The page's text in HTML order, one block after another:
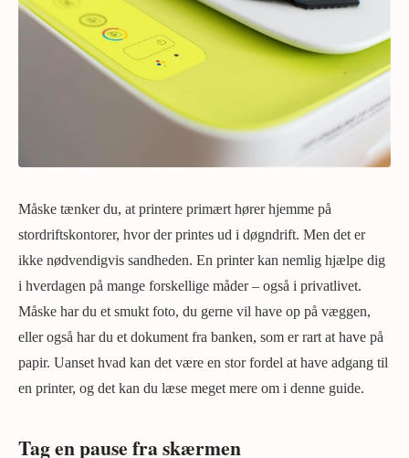
Måske tænker du, at printere primært hører hjemme på
stordriftskontorer, hvor der printes ud i døgndrift. Men det er
ikke nødvendigvis sandheden. En printer kan nemlig hjælpe dig
i hverdagen på mange forskellige måder – også i privatlivet.
Måske har du et smukt foto, du gerne vil have op på væggen,
eller også har du et dokument fra banken, som er rart at have på
papir. Uanset hvad kan det være en stor fordel at have adgang til
en printer, og det kan du læse meget mere om i denne guide.
Tag en pause fra skærmen